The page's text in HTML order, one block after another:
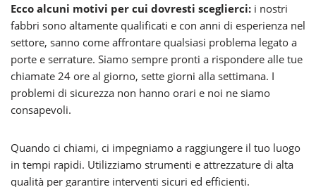
Ecco alcuni motivi per cui dovresti sceglierci: i nostri
fabbri sono altamente qualificati e con anni di esperienza nel
settore, sanno come affrontare qualsiasi problema legato a
porte e serrature. Siamo sempre pronti a rispondere alle tue
chiamate 24 ore al giorno, sette giorni alla settimana. I
problemi di sicurezza non hanno orari e noi ne siamo
consapevoli.
Quando ci chiami, ci impegniamo a raggiungere il tuo luogo
in tempi rapidi. Utilizziamo strumenti e attrezzature di alta
qualità per garantire interventi sicuri ed efficienti.